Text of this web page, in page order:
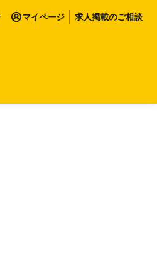
マイページ 求人掲載のご相談